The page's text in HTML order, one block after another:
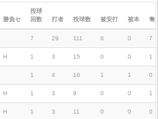
勝負セ
投球
回数
打者 投球数 被安打 被本 奪
7 29 111 6 0 7
H 1 3 15 0 0 1
1 4 16 1 1 0
H 1 3 9 0 0 1
H 1 3 11 0 0 0